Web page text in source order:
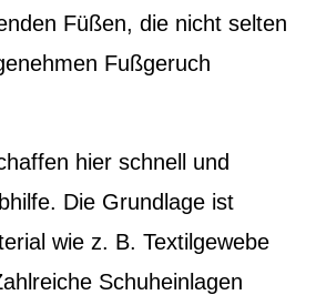
Füßen, die nicht selten
Fußgeruch
hier schnell und
Die Grundlage ist
wie z. B. Textilgewebe
Schuheinlagen